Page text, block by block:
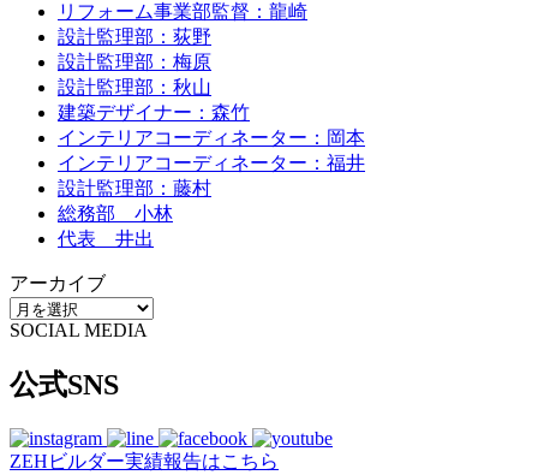
リフォーム事業部監督：龍崎
設計監理部：荻野
設計監理部：梅原
設計監理部：秋山
建築デザイナー：森竹
インテリアコーディネーター：岡本
インテリアコーディネーター：福井
設計監理部：藤村
総務部 小林
代表 井出
アーカイブ
SOCIAL MEDIA
公式SNS
ZEHビルダー実績報告はこちら